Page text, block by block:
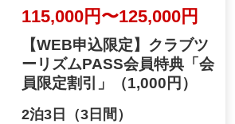
115,000円〜125,000円
【WEB申込限定】クラブツ
ーリズムPASS会員特典「会
員限定割引」
（1,000円）
2泊3日（3日間）